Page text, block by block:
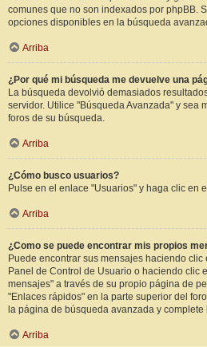
comunes que no son indexados por phpBB.
opciones disponibles en la búsqueda
Arriba
¿Por qué mi búsqueda me devuelve una
La búsqueda devolvió demasiados
servidor. Utilice "Búsqueda Avanzada" y sea
foros de su búsqueda.
Arriba
¿Cómo busco usuarios?
Pulse en el enlace "Usuarios" y haga clic en
Arriba
¿Como se puede encontrar mis propios
Puede encontrar sus mensajes haciendo clic
Panel de Control de Usuario o haciendo clic
mensajes" a través de su propio página de
"Enlaces rápidos" en la parte superior del
la página de búsqueda avanzada y
Arriba